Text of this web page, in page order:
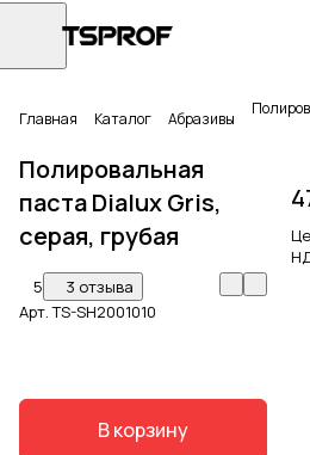
Главная Каталог Абразивы
Полировальная
паста Dialux Gris,
серая, грубая
5
3 отзыва
Арт.TS-SH2001010
В корзину